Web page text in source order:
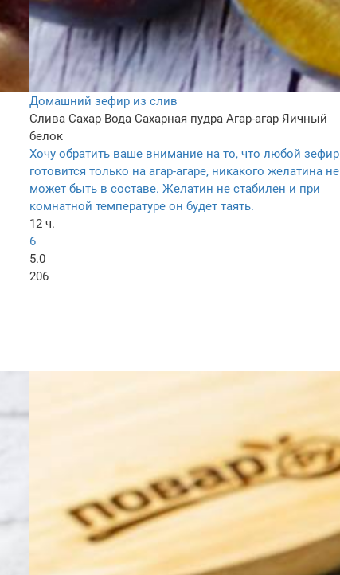
Домашний зефир из слив
Слива Сахар Вода Сахарная пудра Агар-агар Яичный
белок
Хочу обратить ваше внимание на то, что любой зефир
готовится только на агар-агаре, никакого желатина не
может быть в составе. Желатин не стабилен и при
комнатной температуре он будет таять.
12 ч.
6
5.0
206